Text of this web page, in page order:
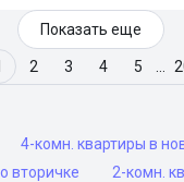
Показать еще
2 3 4 5
4-комн. квартиры в
вторичке
2-комн.